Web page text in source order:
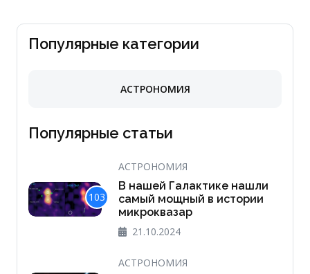
Популярные категории
АСТРОНОМИЯ
Популярные статьи
103
АСТРОНОМИЯ
В нашей Галактике нашли
самый мощный в истории
микроквазар
21.10.2024
АСТРОНОМИЯ